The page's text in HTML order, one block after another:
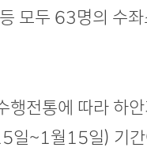
모두 63명의 수
행전통에 따라 하
일~1월15일) 기